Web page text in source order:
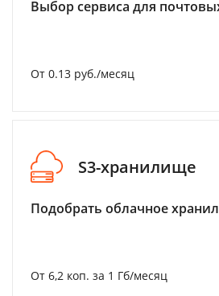
Выбор сервиса для
От 0.13 руб./месяц
S3-хранилище
Подобрать облачное
От 6,2 коп. за 1 Гб/месяц